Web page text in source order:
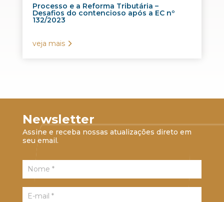
Processo e a Reforma Tributária –
Desafios do contencioso após a EC nº
132/2023
veja mais
Newsletter
Assine e receba nossas atualizações direto em
seu email.